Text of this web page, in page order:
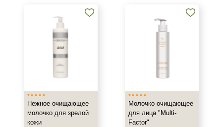
Витамин А
Время применения
Процедура
Нежное очищающее
молочко для зрелой
кожи
Молочко очищающее
для лица "Multi-
Factor"